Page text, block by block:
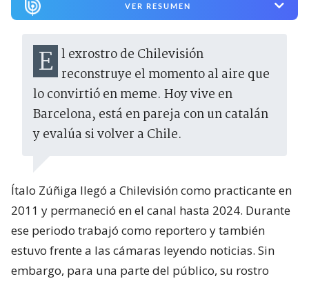
VER RESUMEN
El exrostro de Chilevisión reconstruye el momento al aire que
lo convirtió en meme. Hoy vive en
Barcelona, está en pareja con un catalán
y evalúa si volver a Chile.
Ítalo Zúñiga llegó a Chilevisión como practicante en
2011 y permaneció en el canal hasta 2024. Durante
ese periodo trabajó como reportero y también
estuvo frente a las cámaras leyendo noticias. Sin
embargo, para una parte del público, su rostro